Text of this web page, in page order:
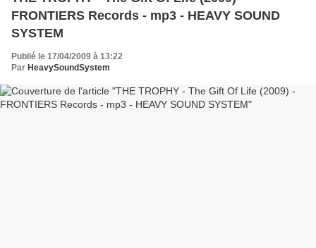
FRONTIERS Records - mp3 - HEAVY SOUND
SYSTEM
Publié le 17/04/2009 à 13:22
Par HeavySoundSystem